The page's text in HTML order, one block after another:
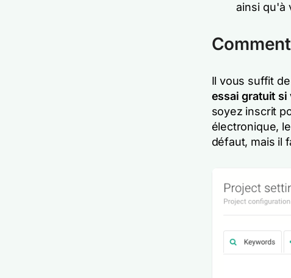
ainsi qu'à
Il vous suffit
essai gratuit
soyez inscrit
électronique,
défaut, mais il